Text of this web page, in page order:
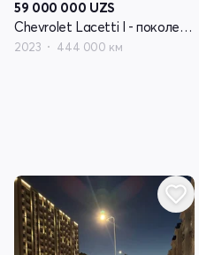
59 000 000 UZS
Chevrolet Lacetti I - поколение рестайлинг
2023 444 000 км